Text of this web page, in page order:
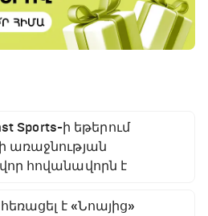
Sports-ի եթերում
առաջնության
հովանավորն է
է «Նոայից»